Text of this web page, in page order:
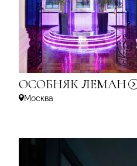
ОСОБНЯКЛЕМАН
Москва